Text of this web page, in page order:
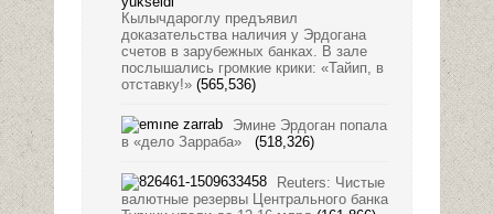
Кылычдароглу предъявил
доказательства наличия у Эрдогана
счетов в зарубежных банках. В зале
послышались громкие крики: «Тайип, в
отставку!» (565,536)
Эмине Эрдоган попала
в «дело Зарраба»
(518,326)
Reuters: Чистые
валютные резервы Центрального банка